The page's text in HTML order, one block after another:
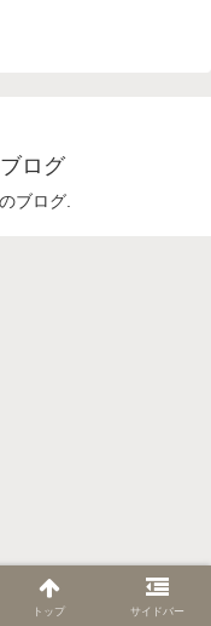
ログ
ブログ.
トップ サイドバー